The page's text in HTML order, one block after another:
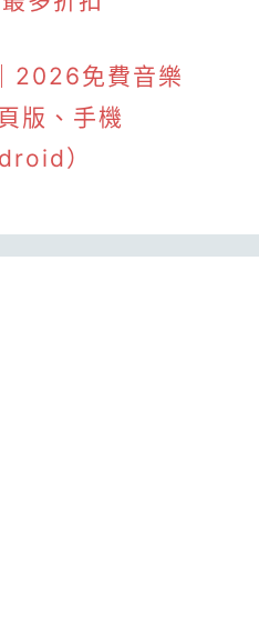
2026免費音樂
版、手機
）